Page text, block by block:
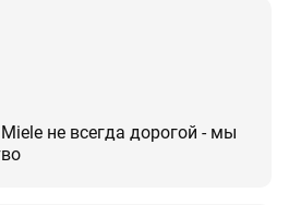
не всегда дорогой - мы